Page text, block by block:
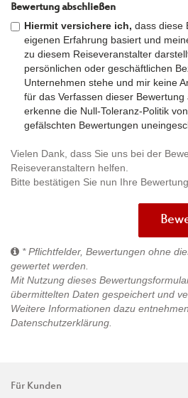
Bewertung abschließen
Hiermit versichere ich, dass diese
eigenen Erfahrung basiert und
zu diesem Reiseveranstalter
persönlichen oder geschäftlichen
Unternehmen stehe und mir keine
für das Verfassen dieser
erkenne die Null-Toleranz-Politik
gefälschten Bewertungen
Vielen Dank, dass Sie uns bei der
Reiseveranstaltern helfen.
Bitte bestätigen Sie nun Ihre Bewertung.
* Pflichtfelder, Bewertungen ohne
gewertet werden.
Mit Nutzung dieses
übermittelten Daten gespeichert und
Weitere Informationen dazu
Datenschutzerklärung
Für Kunden